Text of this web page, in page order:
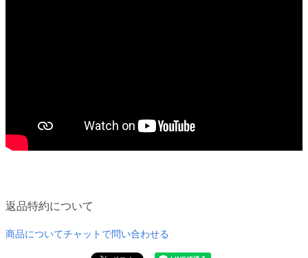
返品特約について
商品についてチャットで問い合わせる